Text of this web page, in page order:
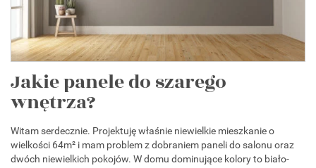
Jakie panele do szarego
wnętrza?
Witam serdecznie. Projektuję właśnie niewielkie mieszkanie o
wielkości 64m² i mam problem z dobraniem paneli do salonu oraz
dwóch niewielkich pokojów. W domu dominujące kolory to biało-